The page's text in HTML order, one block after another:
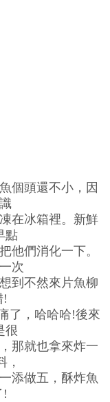
個頭還不小，因
在冰箱裡。新鮮
點
他們消化一下。
次
到不然來片魚柳
!
了，哈哈哈!後來
很
那就也拿來炸一
，
添做五，酥炸魚
!